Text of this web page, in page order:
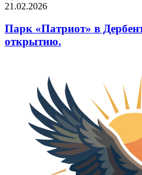
21.02.2026
Парк «Патриот» в
открытию.